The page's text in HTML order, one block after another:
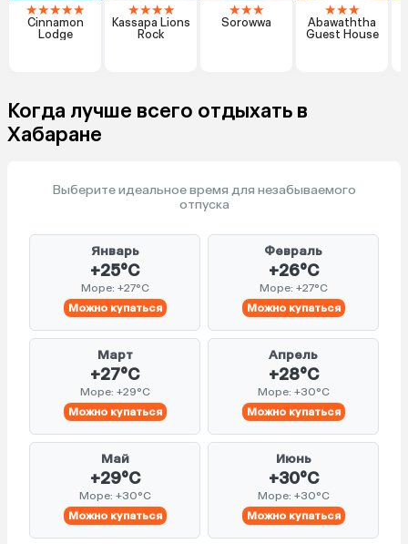
★★★★★
Cinnamon
Lodge
★★★★
Kassapa Lions
Rock
★★★
Sorowwa
★★★
Abawaththa
Guest House
Когда лучше всего отдыхать в
Хабаране
Выберите идеальное время для незабываемого
отпуска
Январь
+25°C
Море: +27°C
Можно купаться
Февраль
+26°C
Море: +27°C
Можно купаться
Март
+27°C
Море: +29°C
Можно купаться
Апрель
+28°C
Море: +30°C
Можно купаться
Май
+29°C
Море: +30°C
Можно купаться
Июнь
+30°C
Море: +30°C
Можно купаться